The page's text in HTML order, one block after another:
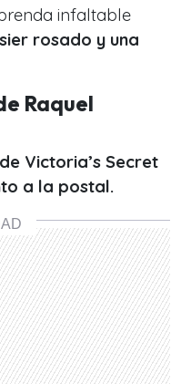
infaltable
rosado y una
Raquel
Victoria’s Secret
a la postal.